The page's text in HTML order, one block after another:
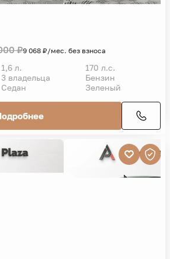
₽9 068 ₽/мес. без взноса
1,6 л.
170 л.с.
3 владельца
Бензин
Седан Зеленый